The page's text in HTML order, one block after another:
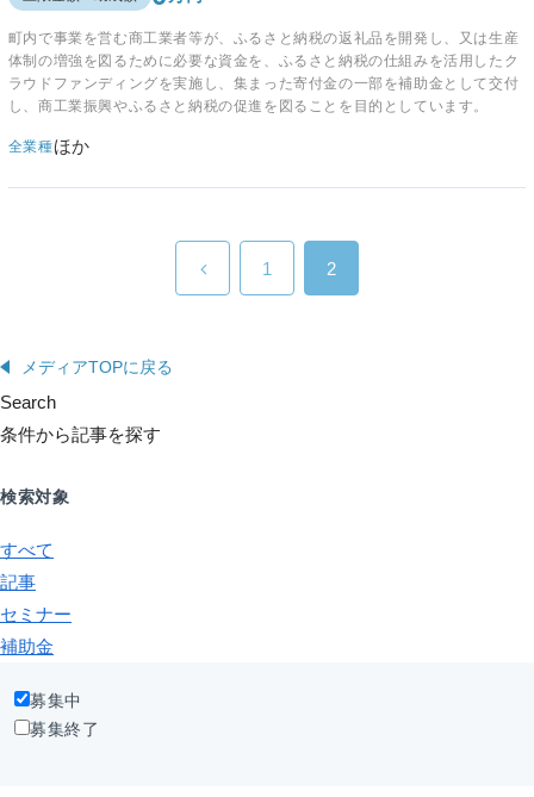
町内で事業を営む商工業者等が、ふるさと納税の返礼品を開発し、又は生産
体制の増強を図るために必要な資金を、ふるさと納税の仕組みを活用したク
ラウドファンディングを実施し、集まった寄付金の一部を補助金として交付
し、商工業振興やふるさと納税の促進を図ることを目的としています。
全業種ほか
1 2
メディアTOPに戻る
Search
条件から記事を探す
検索対象
すべて
記事
セミナー
補助金
募集中
募集終了